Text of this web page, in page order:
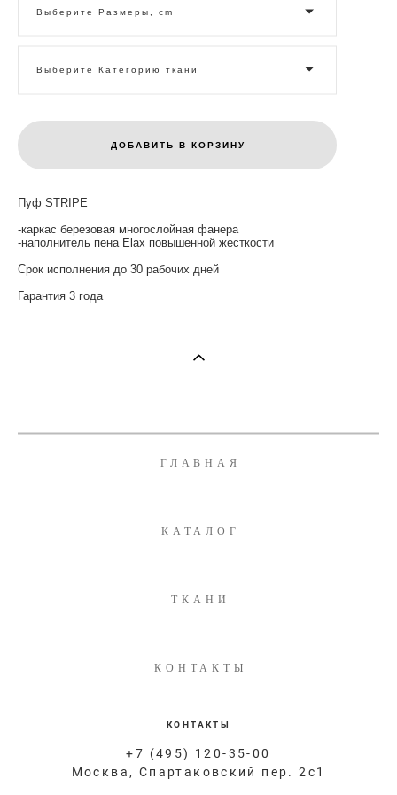
Выберите Размеры, cm
Выберите Категорию ткани
ДОБАВИТЬ В КОРЗИНУ
Пуф STRIPE
-каркас березовая многослойная фанера
-наполнитель пена Elax повышенной жесткости
Срок исполнения до 30 рабочих дней
Гарантия 3 года
ГЛАВНАЯ
КАТАЛОГ
ТКАНИ
КОНТАКТЫ
КОНТАКТЫ
+7 (495) 120-35-00
Москва, Спартаковский пер. 2с1